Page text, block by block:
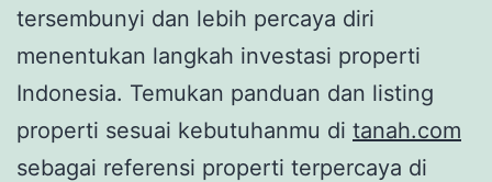
tersembunyi dan lebih percaya diri
menentukan langkah investasi properti
Indonesia. Temukan panduan dan listing
properti sesuai kebutuhanmu di tanah.com
sebagai referensi properti terpercaya di